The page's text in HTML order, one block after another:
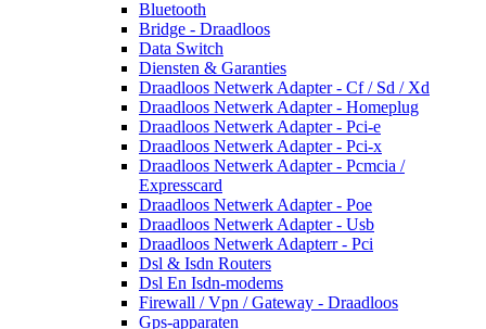
Bluetooth
Bridge - Draadloos
Data Switch
Diensten & Garanties
Draadloos Netwerk Adapter - Cf / Sd / Xd
Draadloos Netwerk Adapter - Homeplug
Draadloos Netwerk Adapter - Pci-e
Draadloos Netwerk Adapter - Pci-x
Draadloos Netwerk Adapter - Pcmcia /
Expresscard
Draadloos Netwerk Adapter - Poe
Draadloos Netwerk Adapter - Usb
Draadloos Netwerk Adapterr - Pci
Dsl & Isdn Routers
Dsl En Isdn-modems
Firewall / Vpn / Gateway - Draadloos
Gps-apparaten